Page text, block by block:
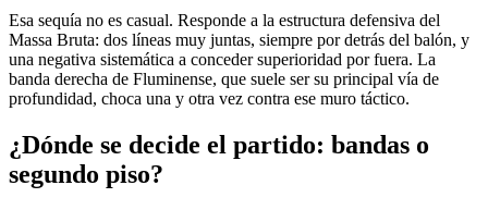
Esa sequía no es casual. Responde a la estructura defensiva del
Massa Bruta: dos líneas muy juntas, siempre por detrás del balón, y
una negativa sistemática a conceder superioridad por fuera. La
banda derecha de Fluminense, que suele ser su principal vía de
profundidad, choca una y otra vez contra ese muro táctico.
¿Dónde se decide el partido: bandas o
segundo piso?